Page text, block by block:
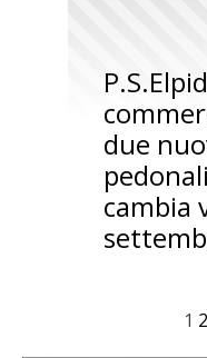
due
cambia
1 2